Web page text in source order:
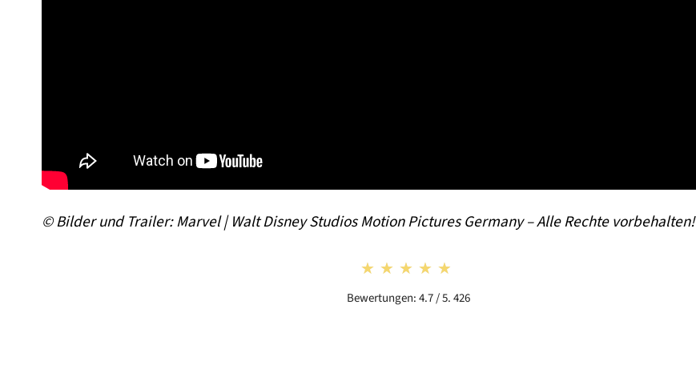
© Bilder und Trailer: Marvel | Walt Disney Studios Motion Pictures Germany – Alle Rechte vorbehalten!
★★★★★
★★★★★
Bewertungen: 4.7 / 5. 426